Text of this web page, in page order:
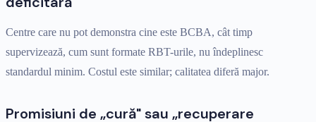
Centre care nu pot demonstra cine este BCBA, cât timp
supervizează, cum sunt formate RBT-urile, nu îndeplinesc
standardul minim. Costul este similar; calitatea diferă major.
Promisiuni de „cură" sau „recuperare